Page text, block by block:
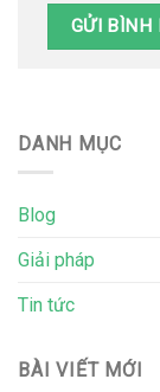
DANH MỤC
Blog
Giải pháp
Tin tức
BÀI VIẾT MỚI